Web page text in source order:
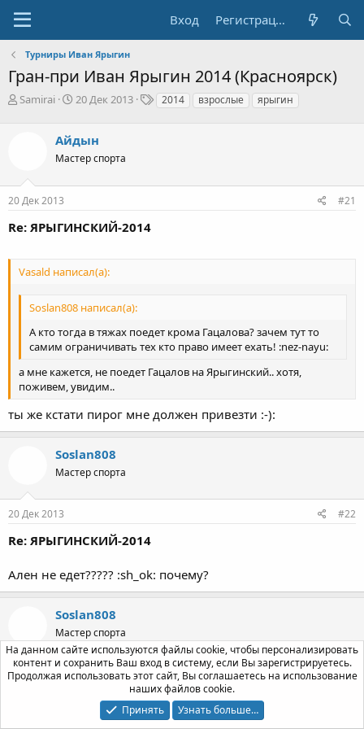
Вход Регистрация
Турниры Иван Ярыгин
Гран-при Иван Ярыгин 2014 (Красноярск)
А
е
м
Samirai
Д
а
н
ч
а
20 Дек 2013
Т2014 взрослые ярыгин
Айдын
Мастер спорта
20 Дек 2013 #21
Re: ЯРЫГИНСКИЙ-2014
Vasald написал(а):
Soslan808 написал(а):
А кто тогда в тяжах поедет крома Гацалова? зачем тут то
самим ограничивать тех кто право имеет ехать! :nez-nayu:
а мне кажется, не поедет Гацалов на Ярыгинский.. хотя,
поживем, увидим..
ты же кстати пирог мне должен привезти :-):
Soslan808
Мастер спорта
20 Дек 2013 #22
Re: ЯРЫГИНСКИЙ-2014
Ален не едет????? :sh_ok: почему?
Soslan808
Мастер спорта
20 Дек 2013 #23
Re: ЯРЫГИНСКИЙ-2014
На данном сайте используются файлы cookie, чтобы персонализировать
контент и сохранить Ваш вход в систему, если Вы зарегистрируетесь.
Продолжая использовать этот сайт, Вы соглашаетесь на использование
наших файлов cookie.
Принять
Узнать больше…